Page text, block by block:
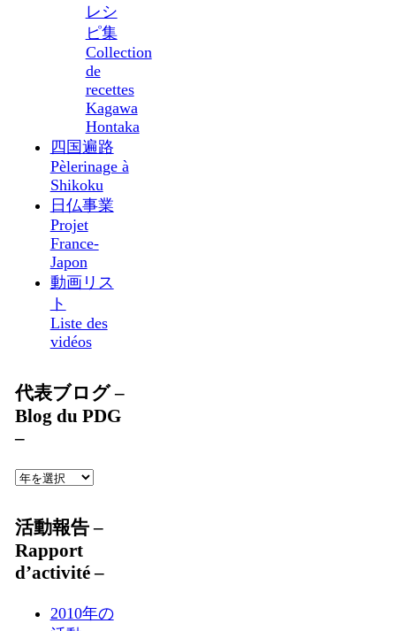
レシ
ピ集
Collection
de
recettes
Kagawa
Hontaka
四国遍路
Pèlerinage à
Shikoku
日仏事業
Projet
France-
Japon
動画リス
ト
Liste des
vidéos
代表ブログ –
Blog du PDG
–
活動報告 –
Rapport
d’activité –
2010年の